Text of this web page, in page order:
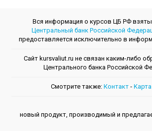
Вся информация о курсов ЦБ РФ взяты
Центральный банк Российской
предоставляется исключительно в
Сайт kursvaliut.ru не связан каким-либо
Центрального банкa Российской
Смотрите также: Контакт -
новый продукт, производимый и